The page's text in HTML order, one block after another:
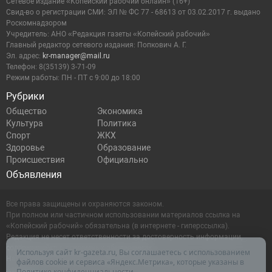
Рубрики
Общество
Экономика
Культура
Политика
Спорт
ЖКХ
Здоровье
Образование
Происшествия
Официально
Объявления
Cвид-во о регистрации СМИ: ЭЛ № ФС 77 - 68613 от 03.02.2017 г. выдано
Роскомнадзором
Учредитель: АНО «Редакция газеты «Копейский рабочий»
Главный редактор сетевого издания: Попкович А. Г.
Эл. адрес: kr-manager@mail.ru
Телефон: 8(35139) 3-71-09
Режим работы: ПН - ПТ с 9:00 до 18:00
Все права защищены и охраняются законом.
При полном или частичном использовании материалов ссылка на
«Копейский рабочий» обязательна (в интернете - гиперссылка).
Редакция не несет ответственности за достоверность информации,
содержащейся в рекламных объявлениях.
Настоящий ресурс может содержать материалы 16+
Используя сайт kr-gazeta.ru, Вы соглашаетесь с использованием
файлов cookie и сервиса «Яндекс.Метрика», которые указаны в